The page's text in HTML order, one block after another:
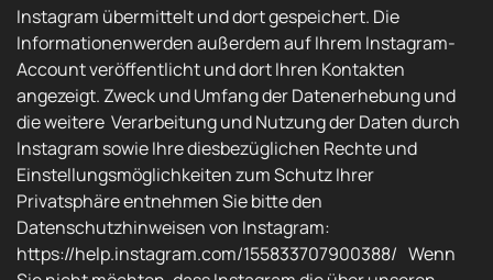
Instagram übermittelt und dort gespeichert. Die
Informationenwerden außerdem auf Ihrem Instagram-
Account veröffentlicht und dort Ihren Kontakten
angezeigt. Zweck und Umfang der Datenerhebung und
die weitere Verarbeitung und Nutzung der Daten durch
Instagram sowie Ihre diesbezüglichen Rechte und
Einstellungsmöglichkeiten zum Schutz Ihrer
Privatsphäre entnehmen Sie bitte den
Datenschutzhinweisen von Instagram:
https://help.instagram.com/155833707900388/ Wenn